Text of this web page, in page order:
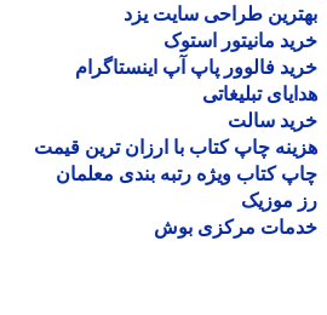
طراحی سایت یزد
مانیتور استوک
فالوور پاپ آپ اینستاگرام
تبلیغاتی
سالت
چاپ کتاب با ارزان ترین قیمت
کتاب ویژه رتبه بندی معلمان
موزیک
مرکزی بوش